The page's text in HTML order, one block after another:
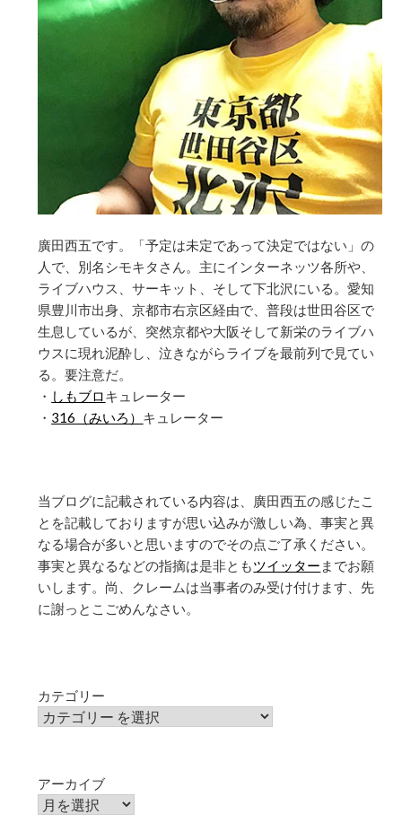
廣田西五です。「予定は未定であって決定ではない」の
人で、別名シモキタさん。主にインターネッツ各所や、
ライブハウス、サーキット、そして下北沢にいる。愛知
県豊川市出身、京都市右京区経由で、普段は世田谷区で
生息しているが、突然京都や大阪そして新栄のライブハ
ウスに現れ泥酔し、泣きながらライブを最前列で見てい
る。要注意だ。
・ しもブロキュレーター
・ 316（みいろ） キュレーター
当ブログに記載されている内容は、廣田西五の感じたこ
とを記載しておりますが思い込みが激しい為、事実と異
なる場合が多いと思いますのでその点ご了承ください。
事実と異なるなどの指摘は是非ともツイッター までお願
いします。尚、クレームは当事者のみ受け付けます、先
に謝っとこごめんなさい。
カテゴリー
アーカイブ